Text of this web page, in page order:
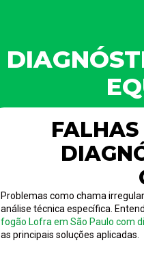
Problemas como chama
análise técnica específica.
fogão Lofra em São Paulo com
as principais soluções aplicadas.